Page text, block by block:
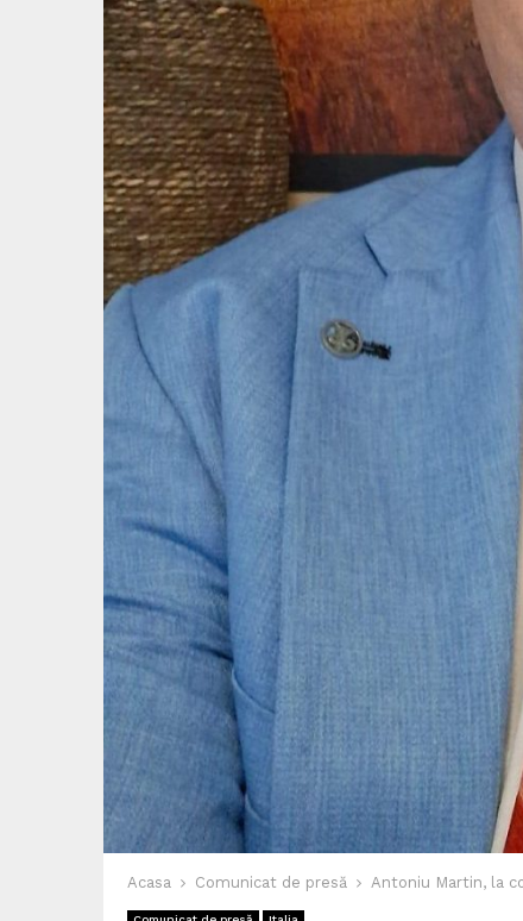
Acasa Comunicat de presă Antoniu Martin, la